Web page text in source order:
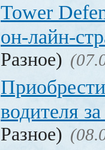
Tower
он-лайн-
Разное)
водителя
Разное)